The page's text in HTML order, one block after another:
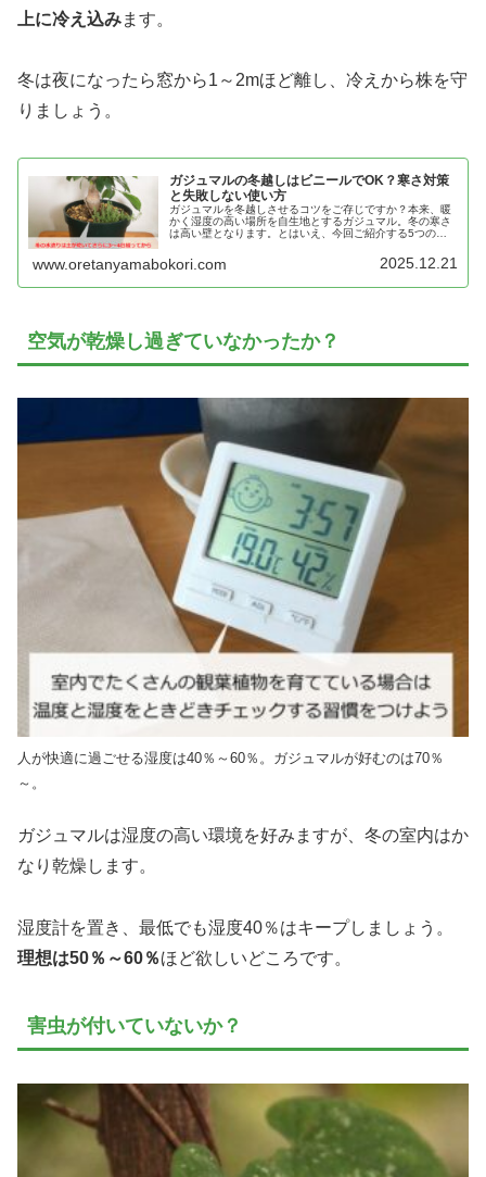
上に冷え込みます。
冬は夜になったら窓から1～2mほど離し、冷えから株を守
りましょう。
ガジュマルの冬越しはビニールでOK？寒さ対策
と失敗しない使い方
ガジュマルを冬越しさせるコツをご存じですか？本来、暖
かく湿度の高い場所を自生地とするガジュマル。冬の寒さ
は高い壁となります。とはいえ、今回ご紹介する5つのコ
しさせることが可能です。
www.oretanyamabokori.com 2025.12.21
空気が乾燥し過ぎていなかったか？
人が快適に過ごせる湿度は40％～60％。ガジュマルが好むのは70％
～。
ガジュマルは湿度の高い環境を好みますが、冬の室内はか
なり乾燥します。
湿度計を置き、最低でも湿度40％はキープしましょう。
理想は50％～60％ほど欲しいどころです。
害虫が付いていないか？